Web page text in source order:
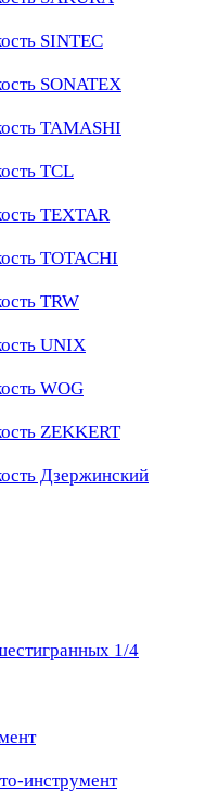
SINTEC
SONATEX
TAMASHI
TCL
TEXTAR
TOTACHI
TRW
UNIX
WOG
ZEKKERT
Дзержинский
1/4
инструмент